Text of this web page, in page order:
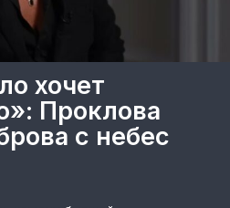
хочет
Проклова
с небес